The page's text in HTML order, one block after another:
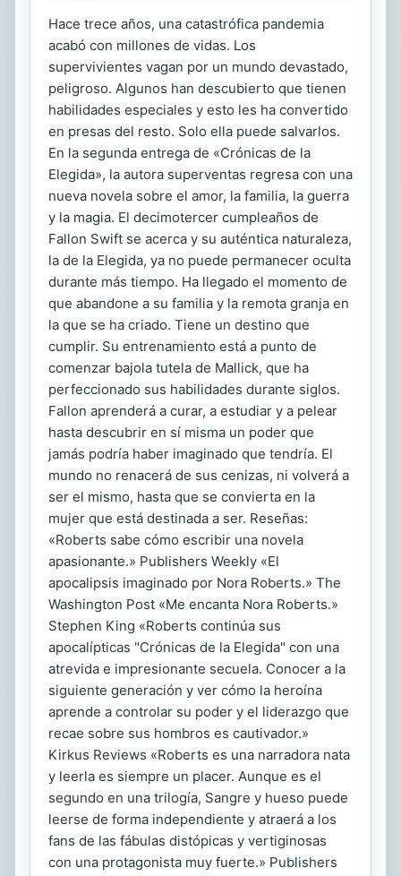
Hace trece años, una catastrófica pandemia
acabó con millones de vidas. Los
supervivientes vagan por un mundo devastado,
peligroso. Algunos han descubierto que tienen
habilidades especiales y esto les ha convertido
en presas del resto. Solo ella puede salvarlos.
En la segunda entrega de «Crónicas de la
Elegida», la autora superventas regresa con una
nueva novela sobre el amor, la familia, la guerra
y la magia. El decimotercer cumpleaños de
Fallon Swift se acerca y su auténtica naturaleza,
la de la Elegida, ya no puede permanecer oculta
durante más tiempo. Ha llegado el momento de
que abandone a su familia y la remota granja en
la que se ha criado. Tiene un destino que
cumplir. Su entrenamiento está a punto de
comenzar bajola tutela de Mallick, que ha
perfeccionado sus habilidades durante siglos.
Fallon aprenderá a curar, a estudiar y a pelear
hasta descubrir en sí misma un poder que
jamás podría haber imaginado que tendría. El
mundo no renacerá de sus cenizas, ni volverá a
ser el mismo, hasta que se convierta en la
mujer que está destinada a ser. Reseñas:
«Roberts sabe cómo escribir una novela
apasionante.» Publishers Weekly «El
apocalipsis imaginado por Nora Roberts.» The
Washington Post «Me encanta Nora Roberts.»
Stephen King «Roberts continúa sus
apocalípticas "Crónicas de la Elegida" con una
atrevida e impresionante secuela. Conocer a la
siguiente generación y ver cómo la heroína
aprende a controlar su poder y el liderazgo que
recae sobre sus hombros es cautivador.»
Kirkus Reviews «Roberts es una narradora nata
y leerla es siempre un placer. Aunque es el
segundo en una trilogía, Sangre y hueso puede
leerse de forma independiente y atraerá a los
fans de las fábulas distópicas y vertiginosas
con una protagonista muy fuerte.» Publishers